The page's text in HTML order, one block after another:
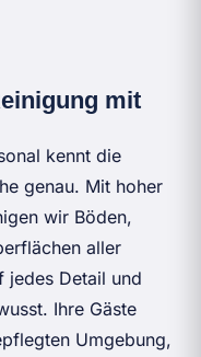
mit
kennt die
genau. Mit hoher
wir Böden,
aller
jedes Detail und
Ihre Gäste
Umgebung,